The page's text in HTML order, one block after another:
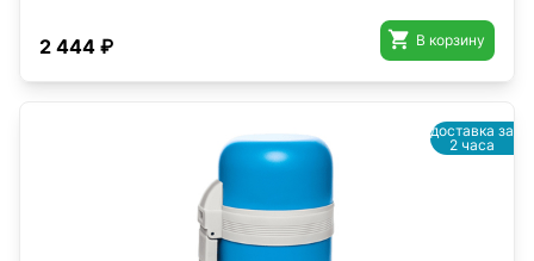
2 444 ₽  В корзину
доставка за
2 часа